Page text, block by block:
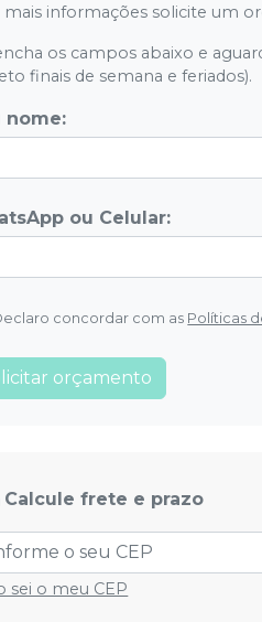
mais informações solicite um
os campos abaixo e
finais de semana e feriados).
nome:
ou Celular:
concordar com as Políticas
orçamento
Calcule frete e prazo
sei o meu CEP